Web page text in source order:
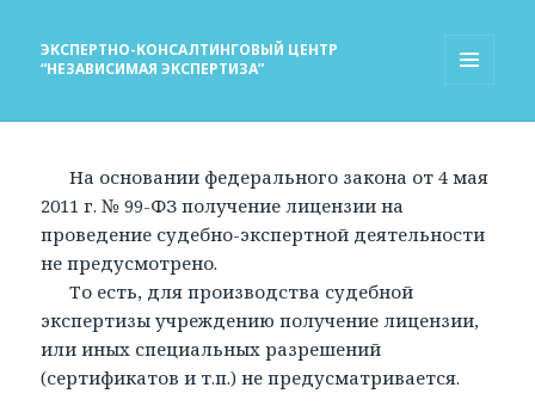
ЭКСПЕРТНО-КОНСАЛТИНГОВЫЙ ЦЕНТР
“НЕЗАВИСИМАЯ ЭКСПЕРТИЗА”
На основании федерального закона от 4 мая
2011 г. № 99-ФЗ получение лицензии на
проведение судебно-экспертной деятельности
не предусмотрено.
То есть, для производства судебной
экспертизы учреждению получение лицензии,
или иных специальных разрешений
(сертификатов и т.п.) не предусматривается.